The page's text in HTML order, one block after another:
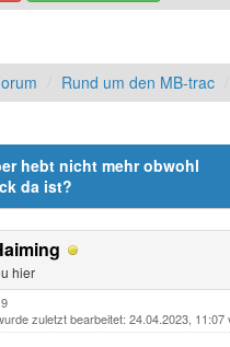
Rund um den MB-trac
hebt nicht mehr obwohl
da ist?
hier
zuletzt bearbeitet: 24.04.2023, 11:07